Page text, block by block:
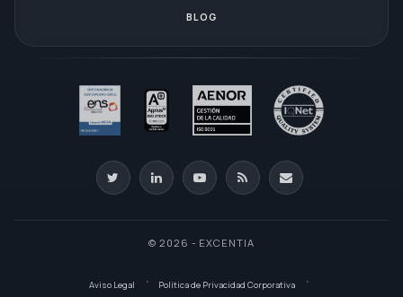
BLOG
© 2026 - EXCENTIA
Aviso Legal Política de Privacidad Corporativa